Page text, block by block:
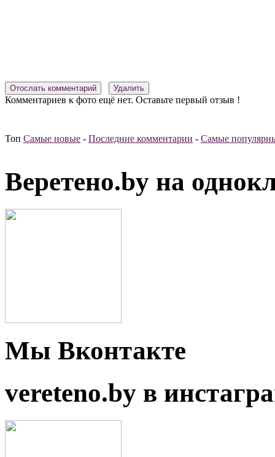
Комментариев к фото ещё нет. Оставьте первый отзыв !
Топ Самые новые - Последние комментарии - Самые
Веретено.by на
Мы Вконтакте
vereteno.by в